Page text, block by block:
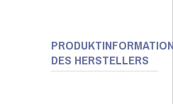
DES HERSTELLERS